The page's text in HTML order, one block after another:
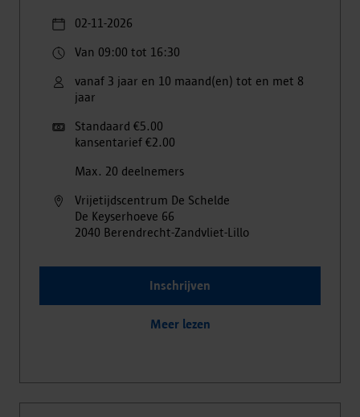
02-11-2026
Van 09:00 tot 16:30
vanaf 3 jaar en 10 maand(en) tot en met 8
jaar
Standaard €5.00
kansentarief €2.00
Max. 20 deelnemers
Vrijetijdscentrum De Schelde
De Keyserhoeve 66
2040 Berendrecht-Zandvliet-Lillo
Inschrijven
Meer lezen